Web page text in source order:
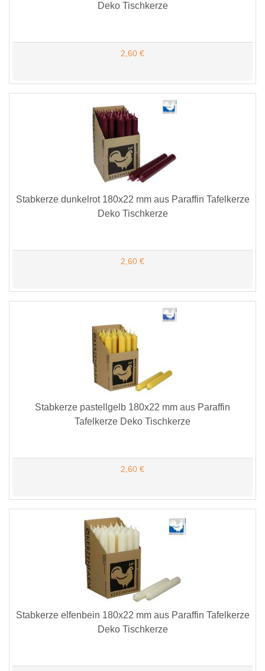
Deko Tischkerze
2,60 €
Stabkerze dunkelrot 180x22 mm aus Paraffin Tafelkerze
Deko Tischkerze
2,60 €
Stabkerze pastellgelb 180x22 mm aus Paraffin
Tafelkerze Deko Tischkerze
2,60 €
Stabkerze elfenbein 180x22 mm aus Paraffin Tafelkerze
Deko Tischkerze